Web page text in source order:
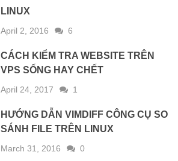
LINUX
April 2, 2016 6
CÁCH KIỂM TRA WEBSITE TRÊN
VPS SỐNG HAY CHẾT
April 24, 2017 1
HƯỚNG DẪN VIMDIFF CÔNG CỤ SO
SÁNH FILE TRÊN LINUX
March 31, 2016 0